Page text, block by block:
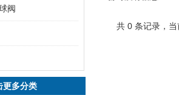
阀
更多分类
共 0 条记录，